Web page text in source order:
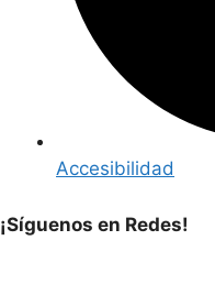
Accesibilidad
¡Síguenos en Redes!